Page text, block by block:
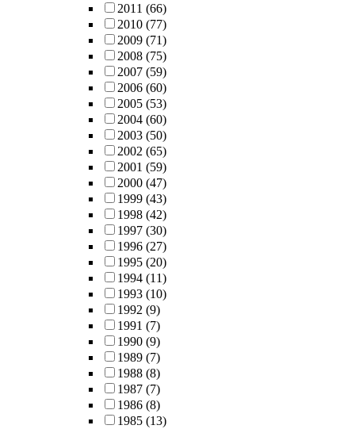
2011 (66)
2010 (77)
2009 (71)
2008 (75)
2007 (59)
2006 (60)
2005 (53)
2004 (60)
2003 (50)
2002 (65)
2001 (59)
2000 (47)
1999 (43)
1998 (42)
1997 (30)
1996 (27)
1995 (20)
1994 (11)
1993 (10)
1992 (9)
1991 (7)
1990 (9)
1989 (7)
1988 (8)
1987 (7)
1986 (8)
1985 (13)